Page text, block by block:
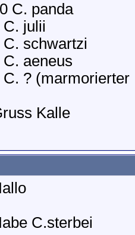
C. panda
C. julii
C. schwartzi
C. aeneus
C. ? (marmorierter
Kalle
C.sterbei